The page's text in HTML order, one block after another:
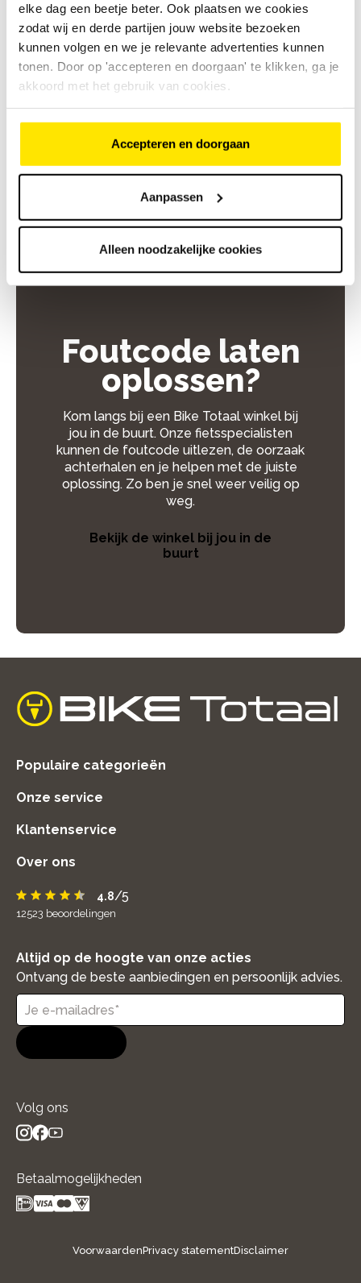
elke dag een beetje beter. Ook plaatsen we cookies
zodat wij en derde partijen jouw website bezoeken
kunnen volgen en we je relevante advertenties kunnen
tonen. Door op 'accepteren en doorgaan' te klikken, ga je
akkoord met het gebruik van cookies.
Accepteren en doorgaan
Aanpassen
Alleen noodzakelijke cookies
of onderdelen correct samenwerken
of herinstallatie nodig is
Soms is een update voldoende. Soms is verdere
afstemming nodig.
Is het een dure reparatie?
Vaak niet, als het met een update opgelost kan
worden.
Duurder wordt het als er een probleem is met
onderdelen of software.
Foutcode laten
oplossen?
Kom langs bij een Bike Totaal winkel bij
jou in de buurt. Onze fietsspecialisten
kunnen de foutcode uitlezen, de oorzaak
achterhalen en je helpen met de juiste
oplossing. Zo ben je snel weer veilig op
weg.
Bekijk de winkel bij jou in de
buurt
home
Populaire categorieën
Onze service
Klantenservice
Over ons
4.8/5
12523 beoordelingen
Altijd op de hoogte van onze acties
Ontvang de beste aanbiedingen en persoonlijk advies.
Volg ons
Betaalmogelijkheden
VoorwaardenPrivacy statementDisclaimer